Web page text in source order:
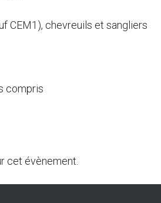
CEM1), chevreuils et sangliers
compris
cet évènement.